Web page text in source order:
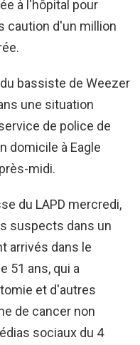
à l'hôpital pour
caution d'un million
bassiste de Weezer
une situation
de police de
domicile à Eagle
midi.
du LAPD mercredi,
suspects dans un
arrivés dans le
51 ans, qui a
et d'autres
de cancer non
sociaux du 4